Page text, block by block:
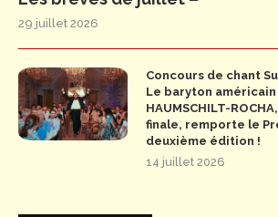
29 juillet 2026
Concours de chant
Le baryton américain
HAUMSCHILT-
finale, remporte le
deuxième édition !
14 juillet 2026